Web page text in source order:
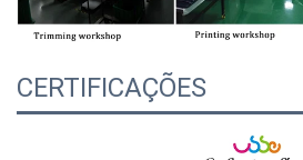
CERTIFICAÇÕES